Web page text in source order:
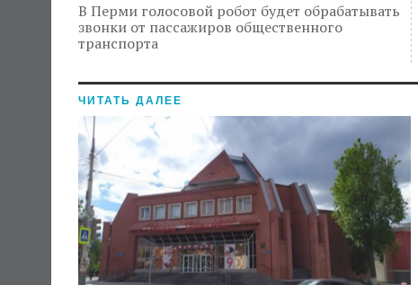
В Перми голосовой робот будет обрабатывать
звонки от пассажиров общественного
транспорта
ЧИТАТЬ ДАЛЕЕ